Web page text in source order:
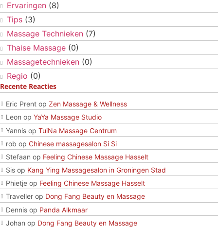
Ervaringen (8)
Tips (3)
Massage Technieken (7)
Thaise Massage (0)
Massagetechnieken (0)
Regio (0)
Recente Reacties
Eric Prent op Zen Massage & Wellness
Leon op YaYa Massage Studio
Yannis op TuiNa Massage Centrum
rob op Chinese massagesalon Si Si
Stefaan op Feeling Chinese Massage Hasselt
Sis op Kang Ying Massagesalon in Groningen Stad
Phietje op Feeling Chinese Massage Hasselt
Traveller op Dong Fang Beauty en Massage
Dennis op Panda Alkmaar
Johan op Dong Fang Beauty en Massage